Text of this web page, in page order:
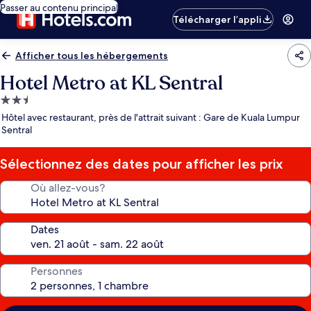
Passer au contenu principal
Télécharger l’appli
Afficher tous les hébergements
Hotel Metro at KL Sentral
Hébergement
2.5 étoiles
Hôtel avec restaurant, près de l'attrait suivant : Gare de Kuala Lumpur
Sentral
Sélectionnez des dates pour afficher les prix
Où allez-vous?
Dates
Personnes